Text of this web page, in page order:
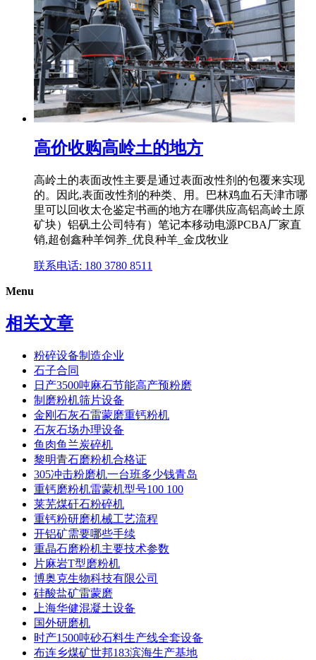
高价收购高岭土的地方
高岭土的表面改性主要是通过表面改性剂的包覆来实现
的。因此,表面改性剂的种类、用。巴林鸡血石天津市哪
里可以回收太仓鉴定书画的地方在哪供应高铝高岭土原
矿块）铝矾土公司特有）笔记本移动电源PCBA厂家直
销,超创鑫种羊饲养_优良种羊_金戊牧业
联系电话: 180 3780 8511
Menu
相关文章
粉碎设备制造企业
石子合同
日产3500吨麻石节能高产预粉磨
制磨粉机筛片设备
金刚石灰石雷蒙磨重钙粉机
石灰石场办理设备
鱼肉鱼兰炭碎机
黎明青石磨粉机合格证
305冲击粉磨机一台班多少钱青岛
重钙磨粉机雷蒙机型号100 100
莱芜煤矸石粉碎机
重钙粉研磨机械工艺流程
开铝矿需要哪些手续
重晶石磨粉机主要技术参数
片麻岩T型磨粉机
博奥克生物科技有限公司
硅酸盐矿雷蒙磨
上海华健混凝土设备
国外研磨机
时产1500吨砂石料生产线全套设备
布连乡煤矿世邦183滨海生产基地